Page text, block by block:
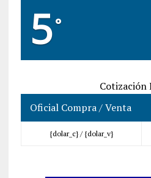
5°
Cotización
Oficial Compra / Venta
{dolar_c} / {dolar_v}